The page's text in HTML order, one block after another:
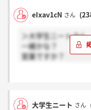
eIxav1cN さん
＞大学生ニートさん
一緒かな？
営業ですか？
大学生ニート さん